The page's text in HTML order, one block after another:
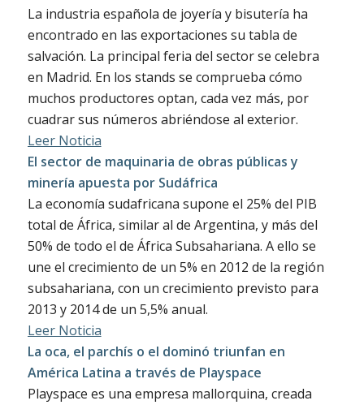
La industria española de joyería y bisutería ha
encontrado en las exportaciones su tabla de
salvación. La principal feria del sector se celebra
en Madrid. En los stands se comprueba cómo
muchos productores optan, cada vez más, por
cuadrar sus números abriéndose al exterior.
Leer Noticia
El sector de maquinaria de obras públicas y
minería apuesta por Sudáfrica
La economía sudafricana supone el 25% del PIB
total de África, similar al de Argentina, y más del
50% de todo el de África Subsahariana. A ello se
une el crecimiento de un 5% en 2012 de la región
subsahariana, con un crecimiento previsto para
2013 y 2014 de un 5,5% anual.
Leer Noticia
La oca, el parchís o el dominó triunfan en
América Latina a través de Playspace
Playspace es una empresa mallorquina, creada